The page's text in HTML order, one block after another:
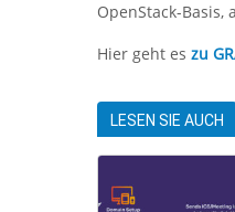
OpenStack-Basis,
Hier geht es zu
LESEN SIE AUCH